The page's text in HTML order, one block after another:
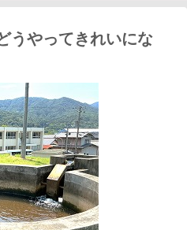
うやってきれいにな